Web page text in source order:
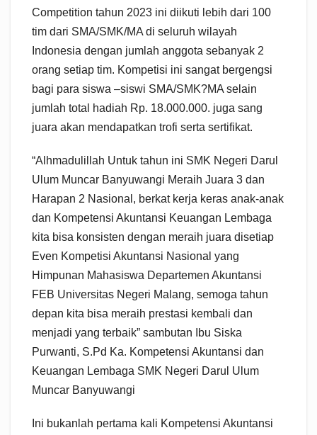
Competition tahun 2023 ini diikuti lebih dari 100
tim dari SMA/SMK/MA di seluruh wilayah
Indonesia dengan jumlah anggota sebanyak 2
orang setiap tim. Kompetisi ini sangat bergengsi
bagi para siswa –siswi SMA/SMK?MA selain
jumlah total hadiah Rp. 18.000.000. juga sang
juara akan mendapatkan trofi serta sertifikat.
“Alhmadulillah Untuk tahun ini SMK Negeri Darul
Ulum Muncar Banyuwangi Meraih Juara 3 dan
Harapan 2 Nasional, berkat kerja keras anak-anak
dan Kompetensi Akuntansi Keuangan Lembaga
kita bisa konsisten dengan meraih juara disetiap
Even Kompetisi Akuntansi Nasional yang
Himpunan Mahasiswa Departemen Akuntansi
FEB Universitas Negeri Malang, semoga tahun
depan kita bisa meraih prestasi kembali dan
menjadi yang terbaik” sambutan Ibu Siska
Purwanti, S.Pd Ka. Kompetensi Akuntansi dan
Keuangan Lembaga SMK Negeri Darul Ulum
Muncar Banyuwangi
Ini bukanlah pertama kali Kompetensi Akuntansi